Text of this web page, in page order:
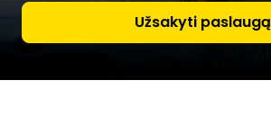
Užsakyti paslaugą